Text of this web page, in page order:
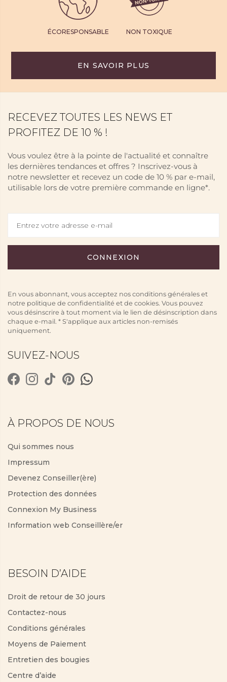
ÉCORESPONSABLE NON TOXIQUE
EN SAVOIR PLUS
RECEVEZ TOUTES LES NEWS ET
PROFITEZ DE 10 % !
Vous voulez être à la pointe de l'actualité et connaître
les dernières tendances et offres ? Inscrivez-vous à
notre newsletter et recevez un code de 10 % par e-mail,
utilisable lors de votre première commande en ligne*.
En vous abonnant, vous acceptez nos conditions générales et
notre politique de confidentialité et de cookies. Vous pouvez
vous désinscrire à tout moment via le lien de désinscription dans
chaque e-mail. * S'applique aux articles non-remisés
uniquement.
SUIVEZ-NOUS
À PROPOS DE NOUS
Qui sommes nous
Impressum
Devenez Conseiller(ère)
Protection des données
Connexion My Business
Information web Conseillère/er
BESOIN D’AIDE
Droit de retour de 30 jours
Contactez-nous
Conditions générales
Moyens de Paiement
Entretien des bougies
Centre d’aide